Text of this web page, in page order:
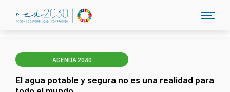
AGENDA 2030
El agua potable y segura no es una realidad para